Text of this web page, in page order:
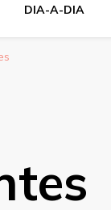
DIA-A-DIA